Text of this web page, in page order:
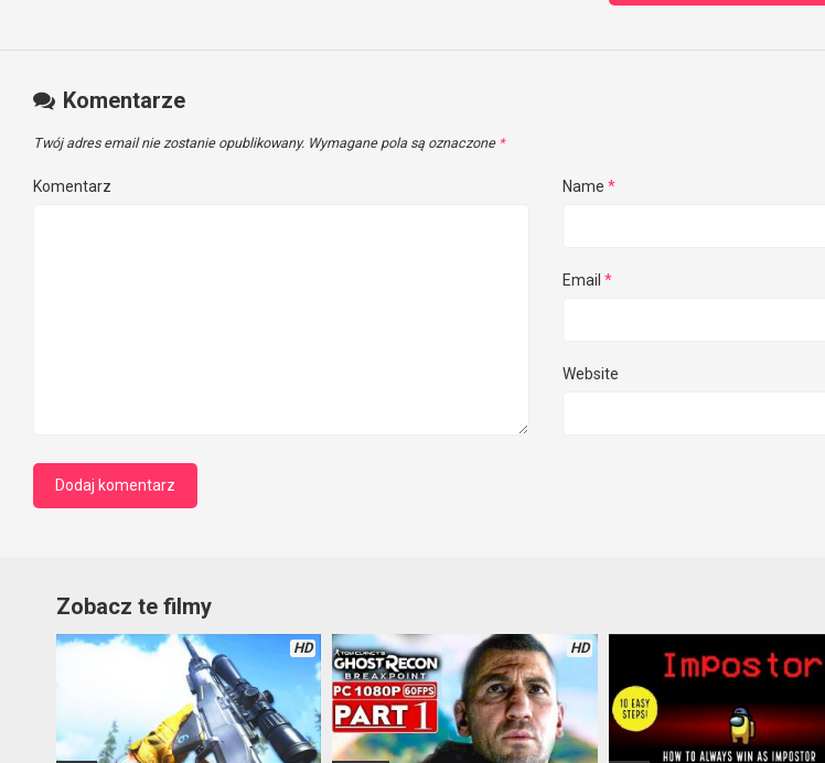
Komentarze
Twój adres email nie zostanie opublikowany. Wymagane pola są oznaczone *
Komentarz Name *
Email *
Website
Zobacz te filmy
HD HD